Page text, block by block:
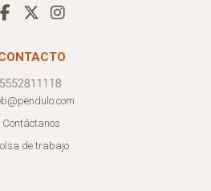
Contáctanos
de trabajo